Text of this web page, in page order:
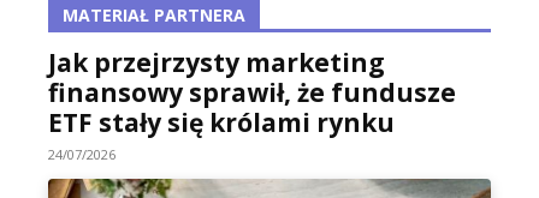
MATERIAŁ PARTNERA
Jak przejrzysty marketing
finansowy sprawił, że fundusze
ETF stały się królami rynku
24/07/2026